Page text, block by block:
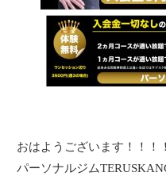
おはようございます！！！！
パーソナルジム